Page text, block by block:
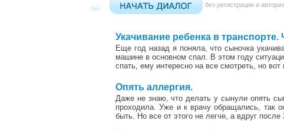
без регистрации и
Укачивание ребенка в транспорте.
Еще год назад я поняла, что сыночка
машине в основном спал. В этом году
спать, ему интересно на все смотреть, но
Опять аллергия.
Даже не знаю, что делать у сынули опять
проходила. Уже и к врачу обращались, так
быть. Но все от этого не легче, а вдруг